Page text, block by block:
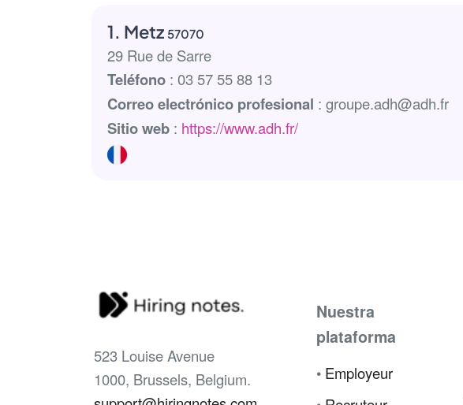
1. Metz 57070
29 Rue de Sarre
Teléfono: 03 57 55 88 13
Correo electrónico profesional : groupe.adh@adh.fr
Sitio web: https://www.adh.fr/
523 Louise Avenue
1000, Brussels, Belgium.
Nuestra
plataforma
• Employeur